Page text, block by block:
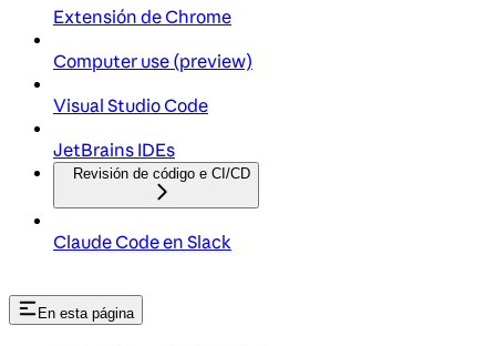
Extensión de Chrome
Computer use (preview)
Visual Studio Code
JetBrains IDEs
Revisión de código e CI/CD
Claude Code en Slack
En esta página